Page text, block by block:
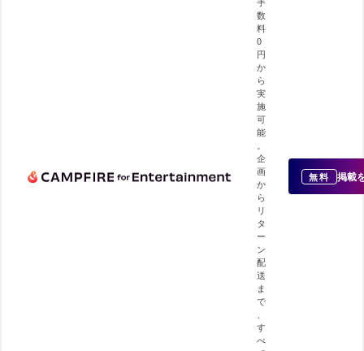
数
料
0
円
か
ら
実
施
可
能
。
企
画
か
ら
リ
タ
ー
ン
配
送
ま
で
、
す
べ
無料 掲載